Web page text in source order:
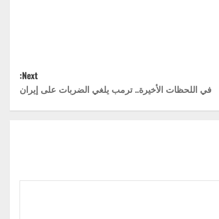
Next:
في اللحظات الأخيرة.. ترمب يلغي الضربات على إيران